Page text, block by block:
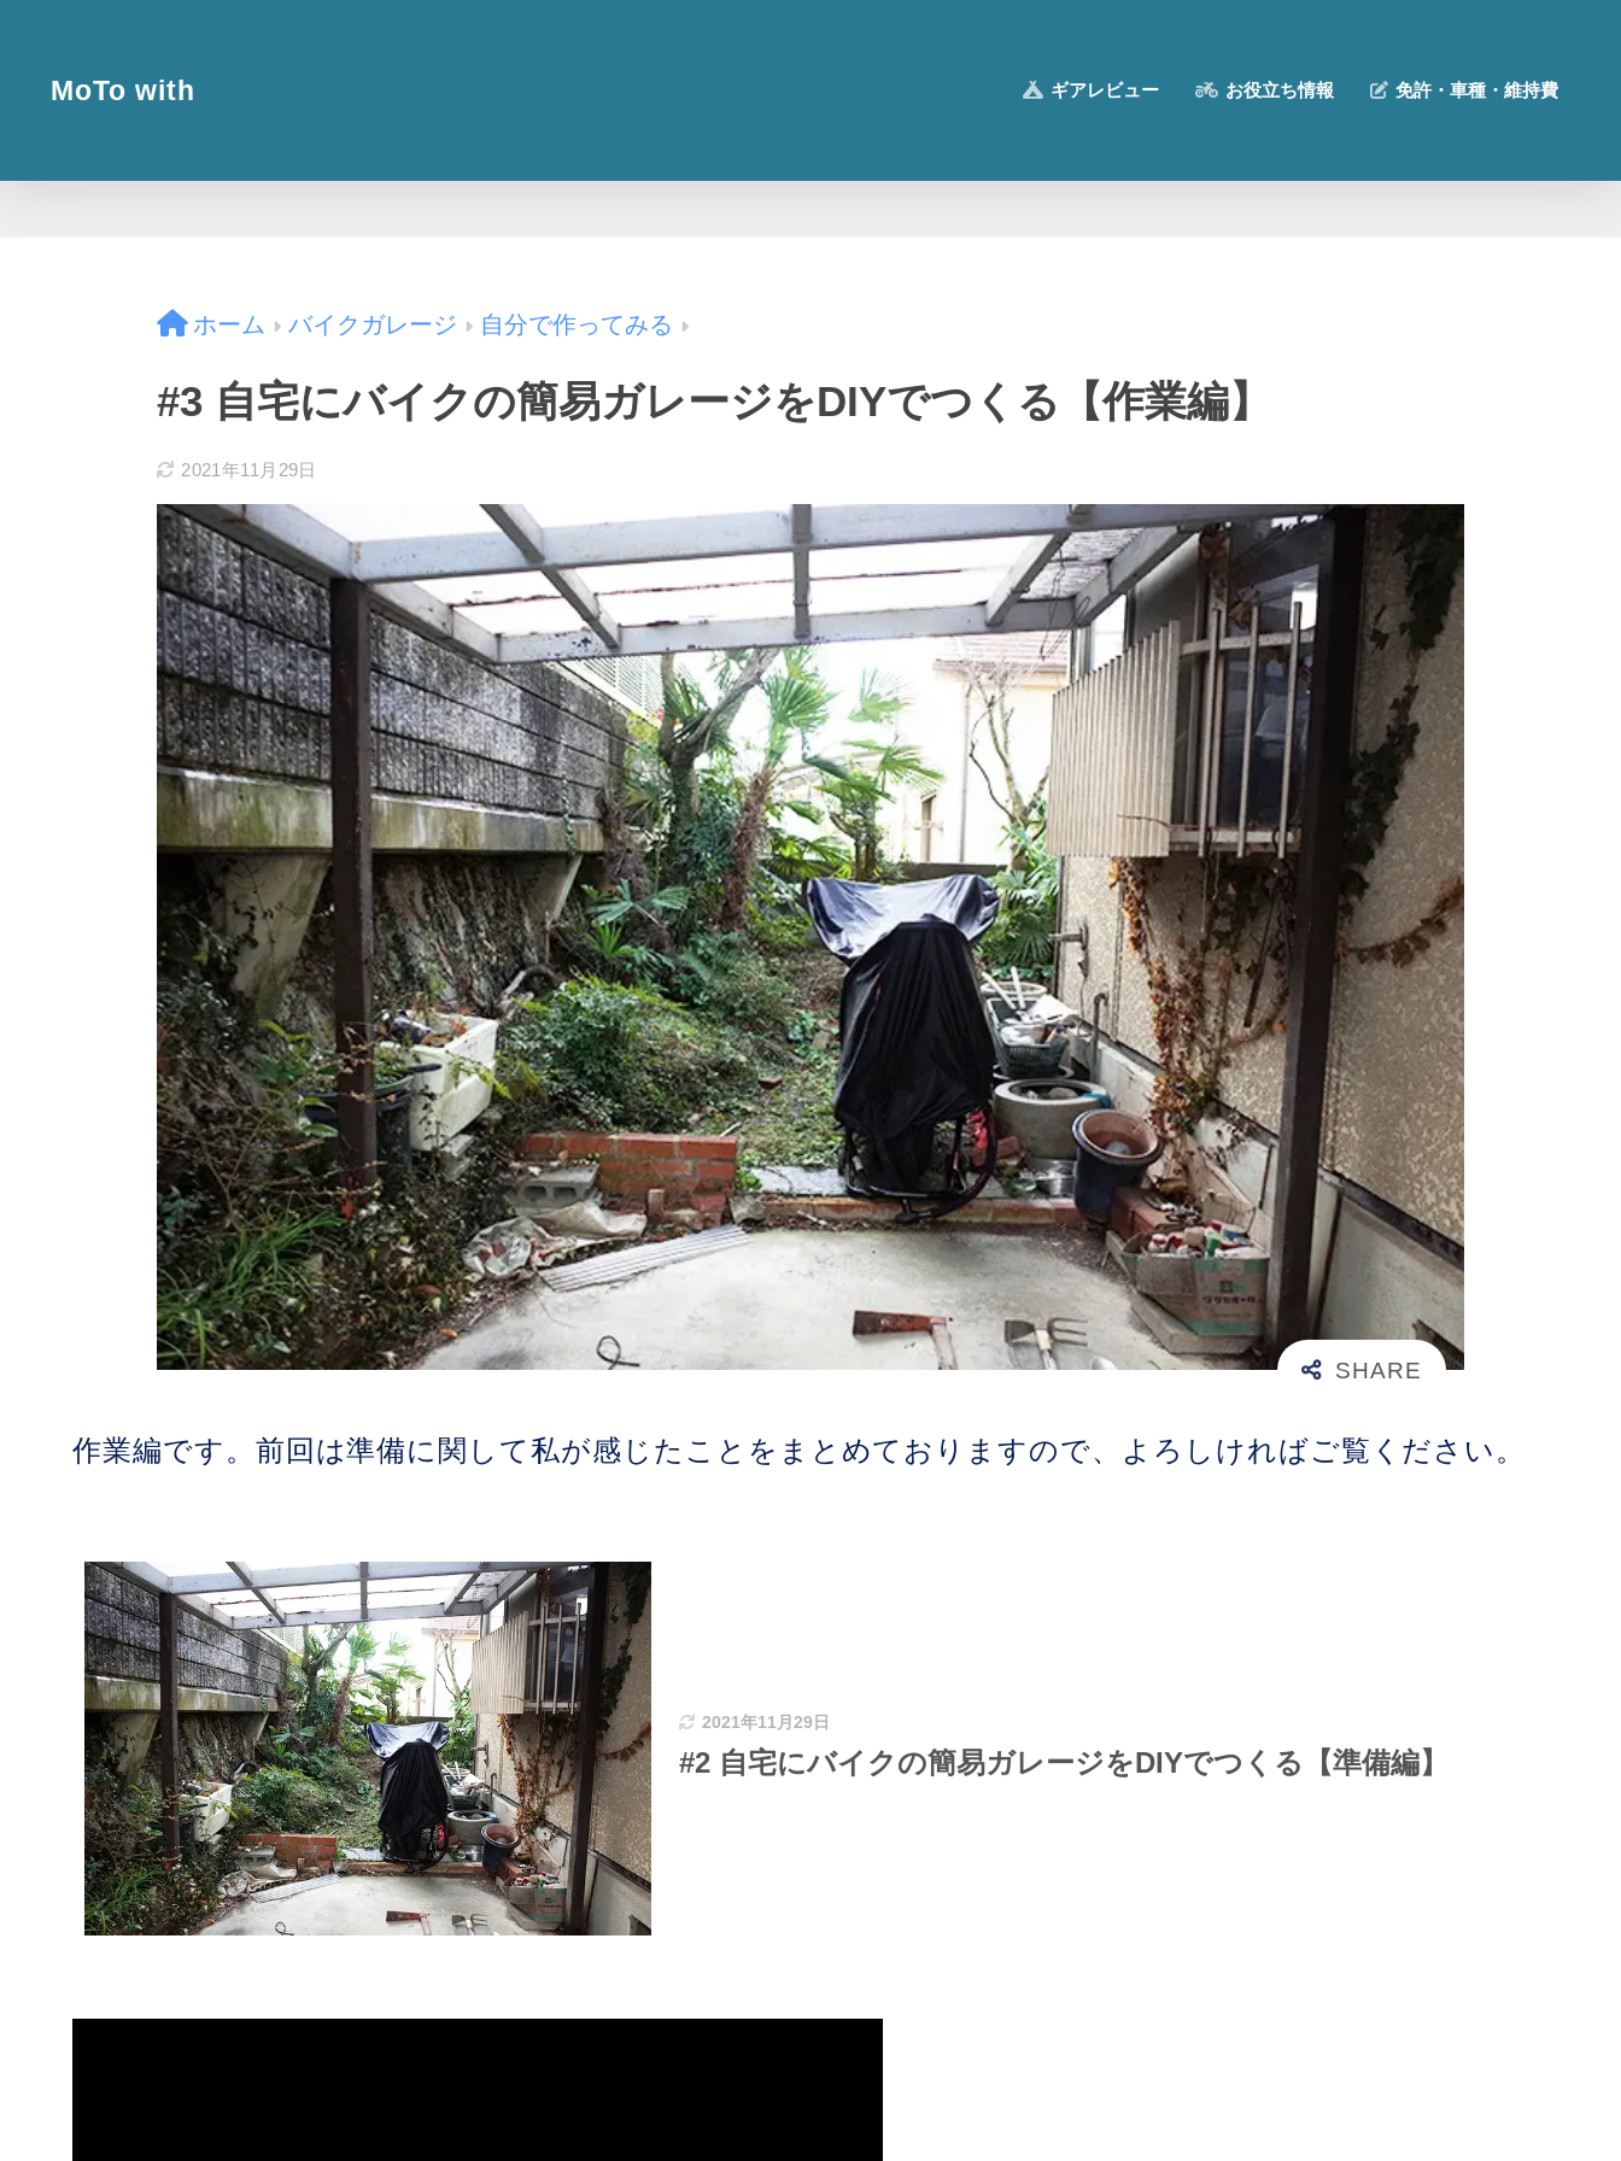
MoTo with ギアレビュー お役立ち情報 免許・車種・維持費
ホーム バイクガレージ 自分で作ってみる
#3 自宅にバイクの簡易ガレージをDIYでつくる【作業編】
2021年11月29日
作業編です。前回は準備に関して私が感じたことをまとめておりますので、よろしければご覧ください。
2021年11月29日
#2 自宅にバイクの簡易ガレージをDIYでつくる【準備編】